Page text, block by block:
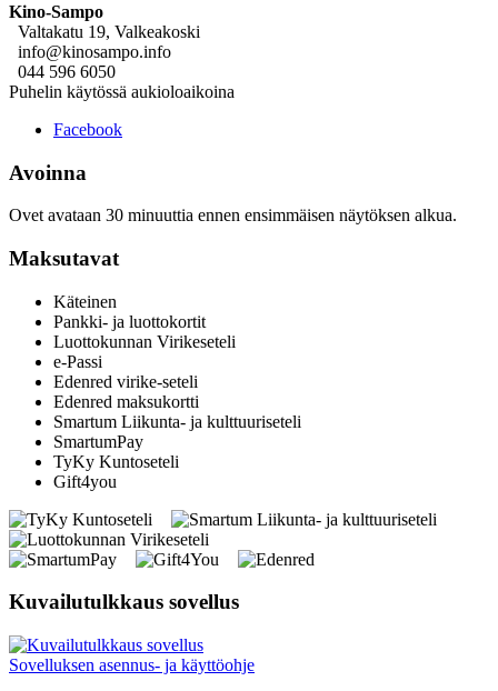
Kino-Sampo
Valtakatu 19, Valkeakoski
info@kinosampo.info
044 596 6050
Puhelin käytössä aukioloaikoina
Facebook
Avoinna
Ovet avataan 30 minuuttia ennen ensimmäisen näytöksen alkua.
Maksutavat
Käteinen
Pankki- ja luottokortit
Luottokunnan Virikeseteli
e-Passi
Edenred virike-seteli
Edenred maksukortti
Smartum Liikunta- ja kulttuuriseteli
SmartumPay
TyKy Kuntoseteli
Gift4you
Kuvailutulkkaus sovellus
Sovelluksen asennus- ja käyttöohje